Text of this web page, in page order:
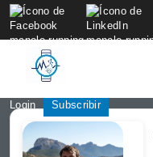
to
content
Login Subscribir